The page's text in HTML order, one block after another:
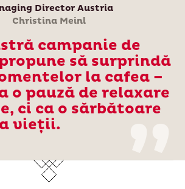
Director Austria
Christina Meinl
campanie de
să surprindă
la cafea –
o pauză de relaxare
ci ca o sărbătoare
vieții.